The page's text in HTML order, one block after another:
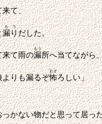
て、
漏り
もう
だした。
来て雨の漏
もう
所へ当てながら
よりも漏るぞ怖
おそ
ろしい」
かない物だと思って居っ